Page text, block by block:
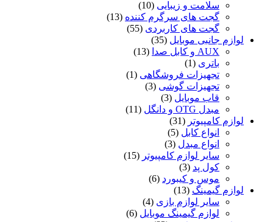
سلامت و زیبایی (10)
گجت های سرگرم کننده (13)
گجت های کاربردی (55)
لوازم جانبی موبایل (35)
AUX و کابل صدا
(13)
باتری (1)
تجهیزات فروشگاهی (1)
تجهیزات گوشی (3)
قاب موبایل (3)
مبدل OTG و دانگل
(11)
لوازم کامپیوتر (31)
انواع کابل (5)
انواع مبدل (3)
سایر لوازم کامپیوتر (15)
کول پد (3)
موس و کیبورد (6)
لوازم گیمینگ (13)
سایر لوازم بازی (4)
لوازم گیمینگ موبایل (6)